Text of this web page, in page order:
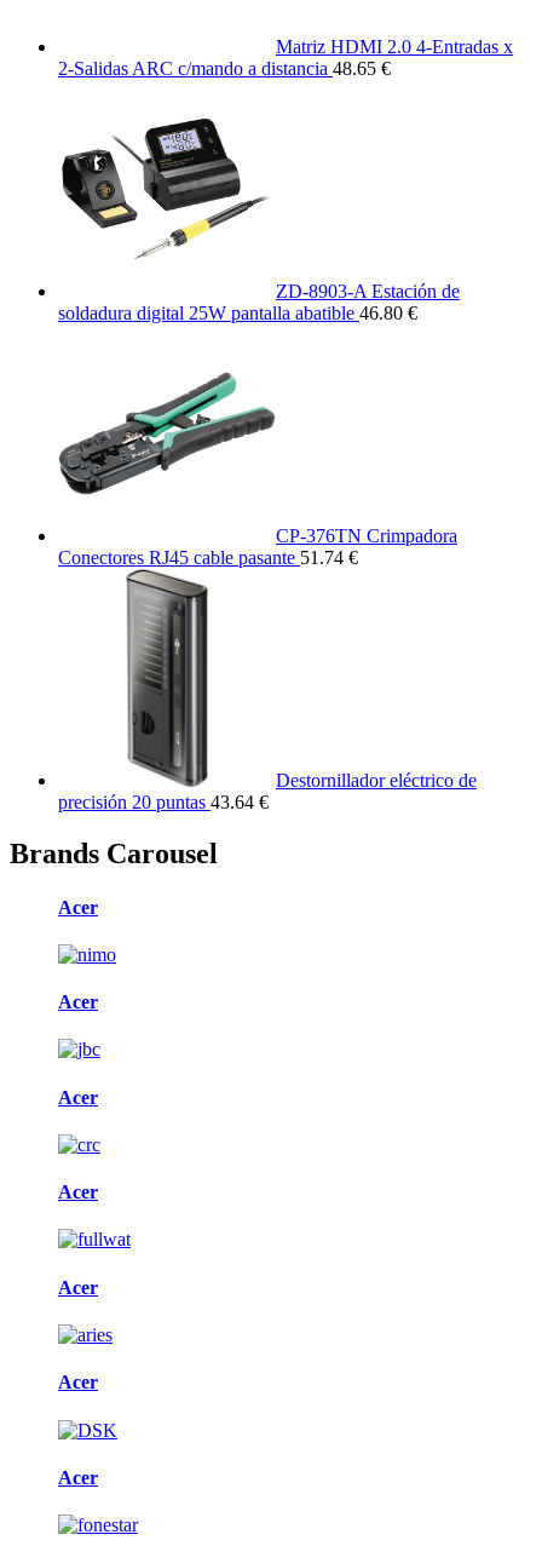
Matriz HDMI 2.0 4-Entradas x
2-Salidas ARC c/mando a distancia 48.65 €
ZD-8903-A Estación de
soldadura digital 25W pantalla abatible 46.80 €
CP-376TN Crimpadora
Conectores RJ45 cable pasante 51.74 €
Destornillador eléctrico de
precisión 20 puntas 43.64 €
Brands Carousel
Acer
Acer
Acer
Acer
Acer
Acer
Acer